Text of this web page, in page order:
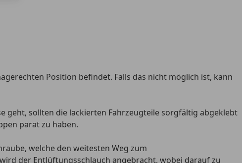
Position befindet. Falls das nicht möglich ist, kann
geht, sollten die lackierten Fahrzeugteile sorgfältig abgeklebt
parat zu haben.
welche den weitesten Weg zum
der Entlüftungsschlauch angebracht, wobei darauf zu